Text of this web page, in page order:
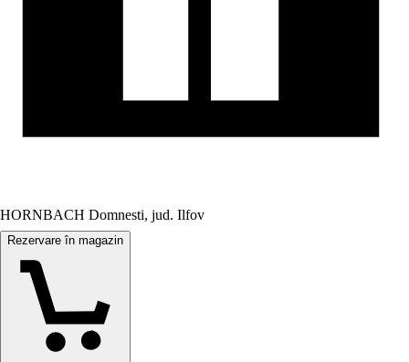
HORNBACH Domnesti, jud. Ilfov
Rezervare în magazin